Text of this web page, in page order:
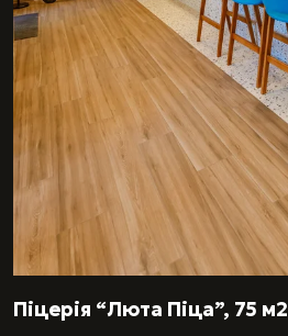
Піцерія “Люта Піца”, 75 м2